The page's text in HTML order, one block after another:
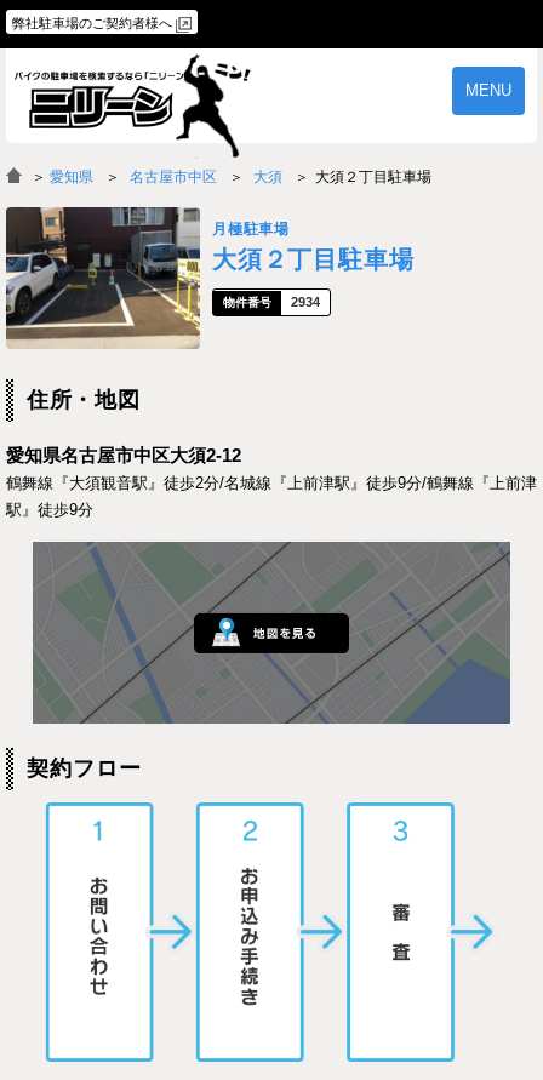
弊社駐車場のご契約者様へ
MENU
物件一覧 ご契約の流れ
よくあるご質問
＞ 愛知県 名古屋市中区 大須 大須２丁目駐車場
月極駐車場
大須２丁目駐車場
2934
住所・地図
愛知県名古屋市中区大須2-12
鶴舞線『大須観音駅』徒歩2分/名城線『上前津駅』徒歩9分/鶴舞線『上前津
駅』徒歩9分
契約フロー